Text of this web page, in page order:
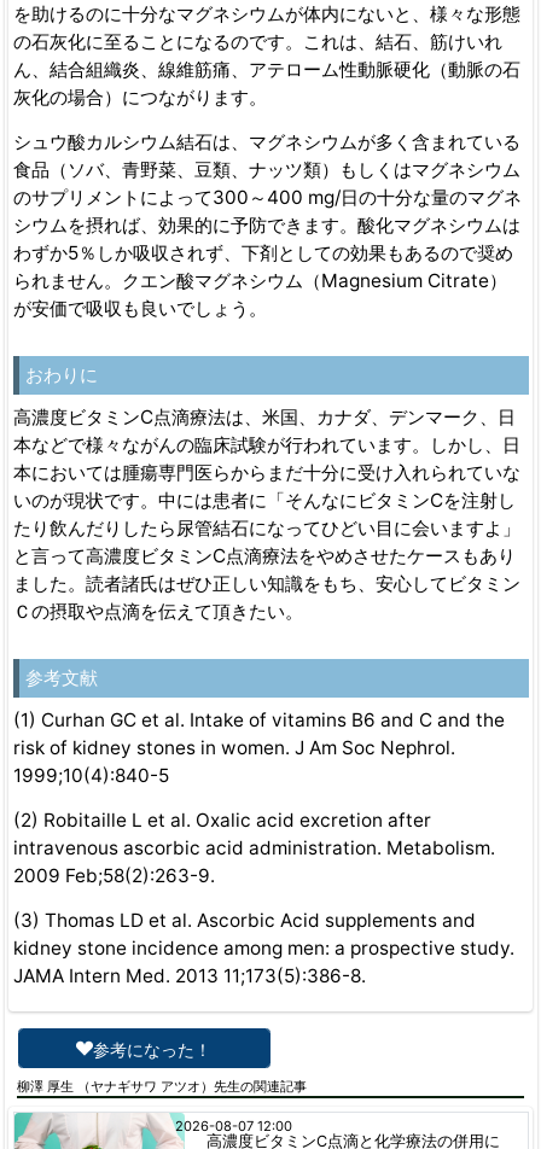
を助けるのに十分なマグネシウムが体内にないと、様々な形態
の石灰化に至ることになるのです。これは、結石、筋けいれ
ん、結合組織炎、線維筋痛、アテローム性動脈硬化（動脈の石
灰化の場合）につながります。
シュウ酸カルシウム結石は、マグネシウムが多く含まれている
食品（ソバ、青野菜、豆類、ナッツ類）もしくはマグネシウム
のサプリメントによって300～400 mg/日の十分な量のマグネ
シウムを摂れば、効果的に予防できます。酸化マグネシウムは
わずか5％しか吸収されず、下剤としての効果もあるので奨め
られません。クエン酸マグネシウム（Magnesium Citrate）
が安価で吸収も良いでしょう。
おわりに
高濃度ビタミンC点滴療法は、米国、カナダ、デンマーク、日
本などで様々ながんの臨床試験が行われています。しかし、日
本においては腫瘍専門医らからまだ十分に受け入れられていな
いのが現状です。中には患者に「そんなにビタミンCを注射し
たり飲んだりしたら尿管結石になってひどい目に会いますよ」
と言って高濃度ビタミンC点滴療法をやめさせたケースもあり
ました。読者諸氏はぜひ正しい知識をもち、安心してビタミン
Ｃの摂取や点滴を伝えて頂きたい。
参考文献
(1) Curhan GC et al. Intake of vitamins B6 and C and the
risk of kidney stones in women. J Am Soc Nephrol.
1999;10(4):840-5
(2) Robitaille L et al. Oxalic acid excretion after
intravenous ascorbic acid administration. Metabolism.
2009 Feb;58(2):263-9.
(3) Thomas LD et al. Ascorbic Acid supplements and
kidney stone incidence among men: a prospective study.
JAMA Intern Med. 2013 11;173(5):386-8.
参考になった！
柳澤 厚生 （ヤナギサワ アツオ）先生の関連記事
高濃度ビタミンC点滴と化学療法の併用に
2026-08-07 12:00